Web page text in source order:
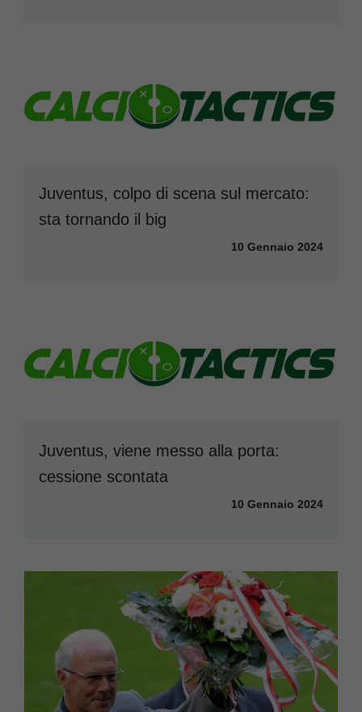
Juventus, colpo di scena sul mercato:
sta tornando il big
10 Gennaio 2024
Juventus, viene messo alla porta:
cessione scontata
10 Gennaio 2024